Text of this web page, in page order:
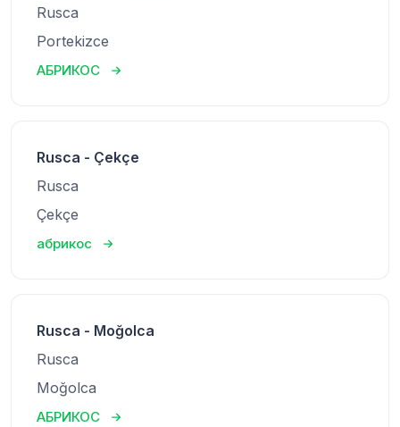
Rusca
Portekizce
АБРИКОС
Rusca - Çekçe
Rusca
Çekçe
абрикос
Rusca - Moğolca
Rusca
Moğolca
АБРИКОС